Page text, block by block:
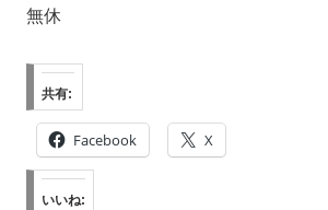
無休
共有:
Facebook X
いいね: